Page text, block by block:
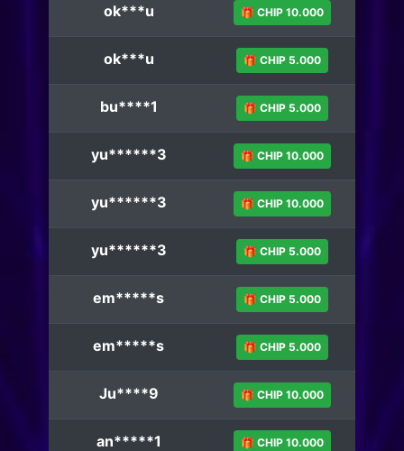
ok***u 🎁 CHIP 10.000
ok***u 🎁 CHIP 5.000
bu****1 🎁 CHIP 5.000
yu******3 🎁 CHIP 10.000
yu******3 🎁 CHIP 10.000
yu******3 🎁 CHIP 5.000
em*****s 🎁 CHIP 5.000
em*****s 🎁 CHIP 5.000
Ju****9 🎁 CHIP 10.000
an*****1 🎁 CHIP 10.000